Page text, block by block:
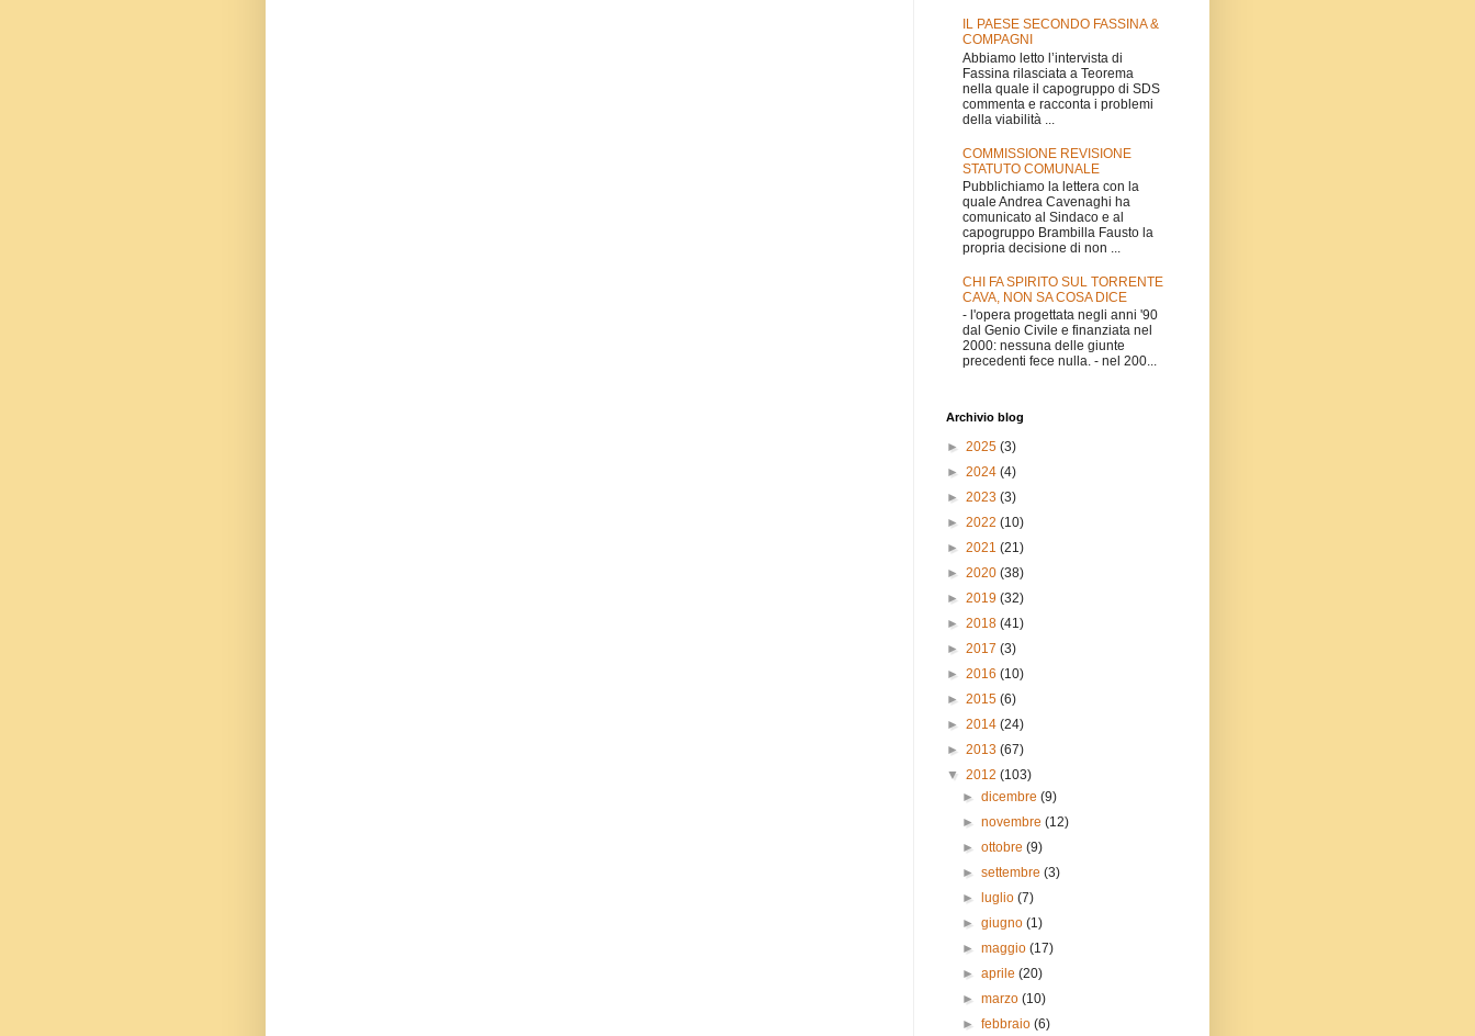
IL PAESE SECONDO FASSINA &
COMPAGNI
Abbiamo letto l’intervista di
Fassina rilasciata a Teorema
nella quale il capogruppo di SDS
commenta e racconta i problemi
della viabilità ...
COMMISSIONE REVISIONE
STATUTO COMUNALE
Pubblichiamo la lettera con la
quale Andrea Cavenaghi ha
comunicato al Sindaco e al
capogruppo Brambilla Fausto la
propria decisione di non ...
CHI FA SPIRITO SUL TORRENTE
CAVA, NON SA COSA DICE
- l'opera progettata negli anni '90
dal Genio Civile e finanziata nel
2000: nessuna delle giunte
precedenti fece nulla. - nel 200...
Archivio blog
► 2025 (3)
► 2024 (4)
► 2023 (3)
► 2022 (10)
► 2021 (21)
► 2020 (38)
► 2019 (32)
► 2018 (41)
► 2017 (3)
► 2016 (10)
► 2015 (6)
► 2014 (24)
► 2013 (67)
▼ 2012 (103)
►dicembre(9)
►novembre(12)
►ottobre(9)
►settembre(3)
►
luglio(7)
►giugno(1)
►maggio(17)
►aprile(20)
►marzo(10)
►febbraio(6)